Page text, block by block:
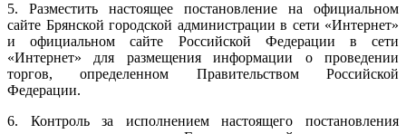
5. Разместить настоящее постановление на официальном
сайте Брянской городской администрации в сети «Интернет»
и официальном сайте Российской Федерации в сети
«Интернет» для размещения информации о проведении
торгов, определенном Правительством Российской
Федерации.
6. Контроль за исполнением настоящего постановления